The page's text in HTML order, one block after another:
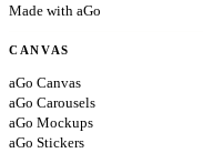
Made with aGo
CANVAS
aGo Canvas
aGo Carousels
aGo Mockups
aGo Stickers